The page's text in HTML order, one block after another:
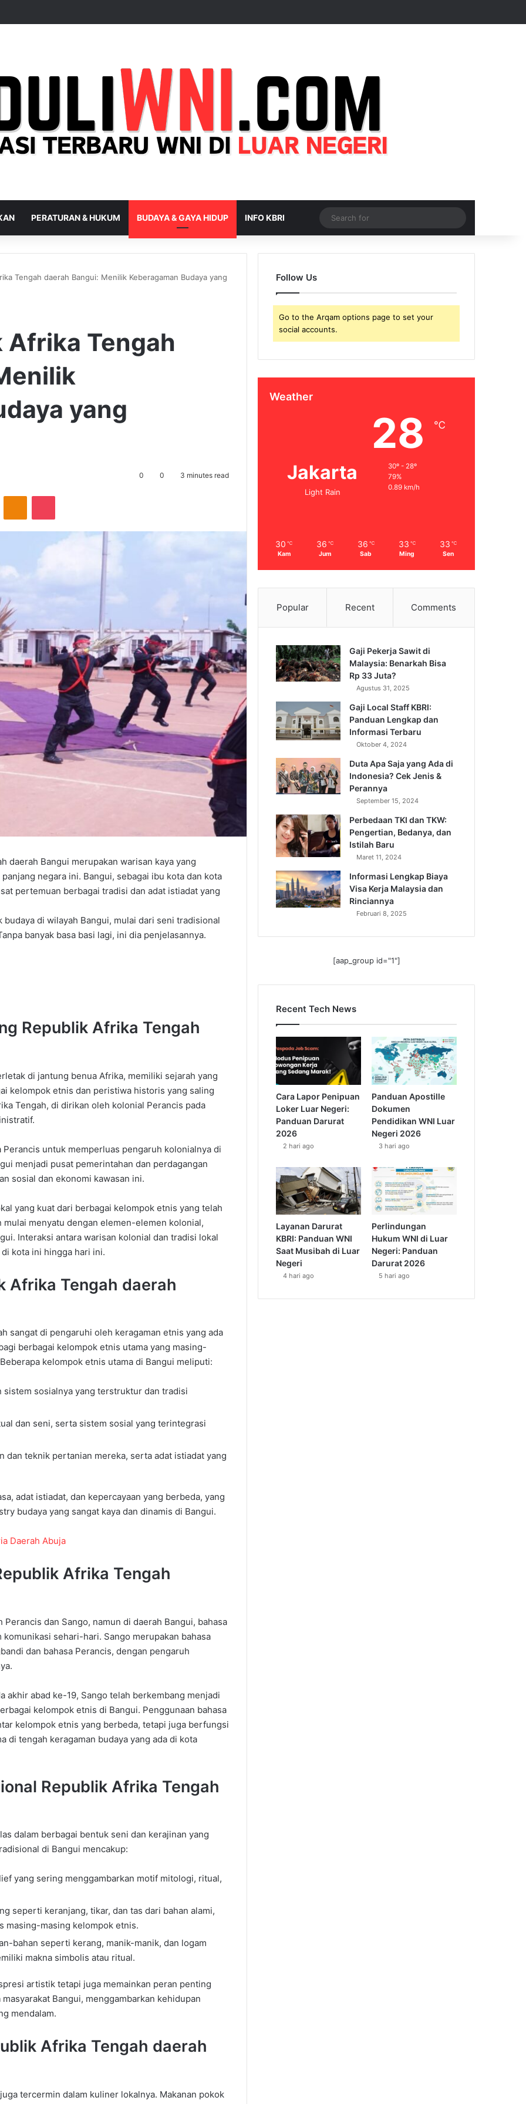
PERATURAN & HUKUM BUDAYA & GAYA HIDUP INFO KBRI
for
Tengah daerah Bangui: Menilik Keberagaman Budaya yang
Afrika Tengah
yang
0 0 3 minutes read
daerah Bangui merupakan warisan kaya yang
negara ini. Bangui, sebagai ibu kota dan kota
pertemuan berbagai tradisi dan adat istiadat yang
di wilayah Bangui, mulai dari seni tradisional
banyak basa basi lagi, ini dia penjelasannya.
Republik Afrika Tengah
di jantung benua Afrika, memiliki sejarah yang
kelompok etnis dan peristiwa historis yang saling
Tengah, di dirikan oleh kolonial Perancis pada
untuk memperluas pengaruh kolonialnya di
menjadi pusat pemerintahan dan perdagangan
sosial dan ekonomi kawasan ini.
yang kuat dari berbagai kelompok etnis yang telah
menyatu dengan elemen-elemen kolonial,
Interaksi antara warisan kolonial dan tradisi lokal
kota ini hingga hari ini.
Afrika Tengah daerah
sangat di pengaruhi oleh keragaman etnis yang ada
berbagai kelompok etnis utama yang masing-
Beberapa kelompok etnis utama di Bangui meliputi:
sistem sosialnya yang terstruktur dan tradisi
dan seni, serta sistem sosial yang terintegrasi
dan teknik pertanian mereka, serta adat istiadat yang
adat istiadat, dan kepercayaan yang berbeda, yang
budaya yang sangat kaya dan dinamis di Bangui.
Daerah Abuja
Afrika Tengah
dan Sango, namun di daerah Bangui, bahasa
komunikasi sehari-hari. Sango merupakan bahasa
dan bahasa Perancis, dengan pengaruh
akhir abad ke-19, Sango telah berkembang menjadi
kelompok etnis di Bangui. Penggunaan bahasa
kelompok etnis yang berbeda, tetapi juga berfungsi
di tengah keragaman budaya yang ada di kota
Republik Afrika Tengah
dalam berbagai bentuk seni dan kerajinan yang
di Bangui mencakup:
yang sering menggambarkan motif mitologi, ritual,
seperti keranjang, tikar, dan tas dari bahan alami,
masing-masing kelompok etnis.
bahan seperti kerang, manik-manik, dan logam
makna simbolis atau ritual.
artistik tetapi juga memainkan peran penting
Bangui, menggambarkan kehidupan
mendalam.
Afrika Tengah daerah
tercermin dalam kuliner lokalnya. Makanan pokok
Follow Us
Go to the Arqam options page to set your
social accounts.
Weather
Jakarta
Light Rain
28 ℃
30º - 28º
79%
0.89 km/h
30 ℃
Kam
36 ℃
Jum
36 ℃
Sab
33 ℃
Ming
33 ℃
Sen
Popular Recent Comments
Gaji Pekerja Sawit di
Malaysia: Benarkah Bisa
Rp 33 Juta?
Agustus 31, 2025
Gaji Local Staff KBRI:
Panduan Lengkap dan
Informasi Terbaru
Oktober 4, 2024
Duta Apa Saja yang Ada di
Indonesia? Cek Jenis &
Perannya
September 15, 2024
Perbedaan TKI dan TKW:
Pengertian, Bedanya, dan
Istilah Baru
Maret 11, 2024
Informasi Lengkap Biaya
Visa Kerja Malaysia dan
Rinciannya
Februari 8, 2025
[aap_group id="1"]
Recent Tech News
Cara Lapor Penipuan
Loker Luar Negeri:
Panduan Darurat
2026
2 hari ago
Panduan Apostille
Dokumen
Pendidikan WNI Luar
Negeri 2026
3 hari ago
Layanan Darurat
KBRI: Panduan WNI
Saat Musibah di Luar
Negeri
4 hari ago
Perlindungan
Hukum WNI di Luar
Negeri: Panduan
Darurat 2026
5 hari ago